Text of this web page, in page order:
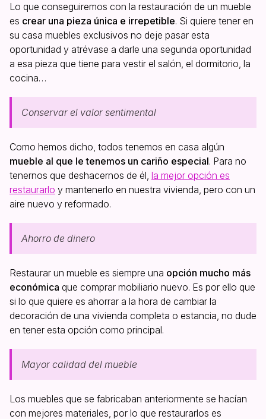
Lo que conseguiremos con la restauración de un mueble
es crear una pieza única e irrepetible. Si quiere tener en
su casa muebles exclusivos no deje pasar esta
oportunidad y atrévase a darle una segunda oportunidad
a esa pieza que tiene para vestir el salón, el dormitorio, la
cocina…
Conservar el valor sentimental
Como hemos dicho, todos tenemos en casa algún
mueble al que le tenemos un cariño especial. Para no
tenernos que deshacernos de él, la mejor opción es
restaurarlo y mantenerlo en nuestra vivienda, pero con un
aire nuevo y reformado.
Ahorro de dinero
Restaurar un mueble es siempre una opción mucho más
económica que comprar mobiliario nuevo. Es por ello que
si lo que quiere es ahorrar a la hora de cambiar la
decoración de una vivienda completa o estancia, no dude
en tener esta opción como principal.
Mayor calidad del mueble
Los muebles que se fabricaban anteriormente se hacían
con mejores materiales, por lo que restaurarlos es